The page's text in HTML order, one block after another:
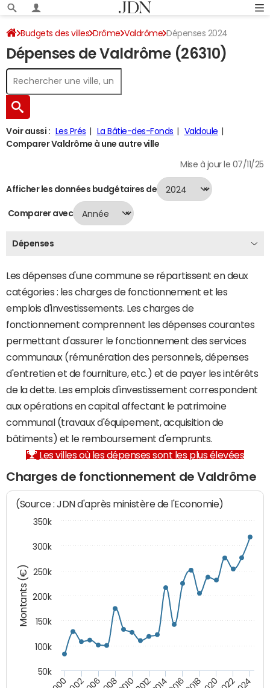
Budgets des villes Drôme Valdrôme Dépenses 2024
Dépenses de Valdrôme (26310)
Voir aussi : Les Prés La Bâtie-des-Fonds
Valdoule
Comparer Valdrôme à une autre ville
Mise à jour le 07/11/25
Afficher les données budgétaires de
Comparer avec
Dépenses
Les dépenses d'une commune se répartissent en deux
catégories : les charges de fonctionnement et les
emplois d'investissements. Les charges de
fonctionnement comprennent les dépenses courantes
permettant d'assurer le fonctionnement des services
communaux (rémunération des personnels, dépenses
d'entretien et de fourniture, etc.) et de payer les intérêts
de la dette. Les emplois d'investissement correspondent
aux opérations en capital affectant le patrimoine
communal (travaux d'équipement, acquisition de
bâtiments) et le remboursement d'emprunts.
Les villes où les dépenses sont les plus élevées
Charges de fonctionnement de Valdrôme
Montants (€)
(Source : JDN d'après ministère de l'Economie)
50k
100k
150k
200k
250k
300k
350k